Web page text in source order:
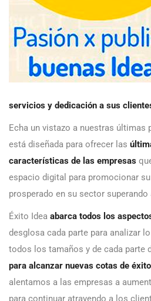
servicios y dedicación a sus
Echa un vistazo a nuestras últimas
está diseñada para ofrecer las
características de las empresas
espacio digital para promocionar
prosperado en su sector
Éxito Idea abarca todos los
desglosa cada parte para analizar
todos los tamaños y de cada parte
para alcanzar nuevas cotas de éxito
alentamos a las empresas a
para continuar atrayendo a los